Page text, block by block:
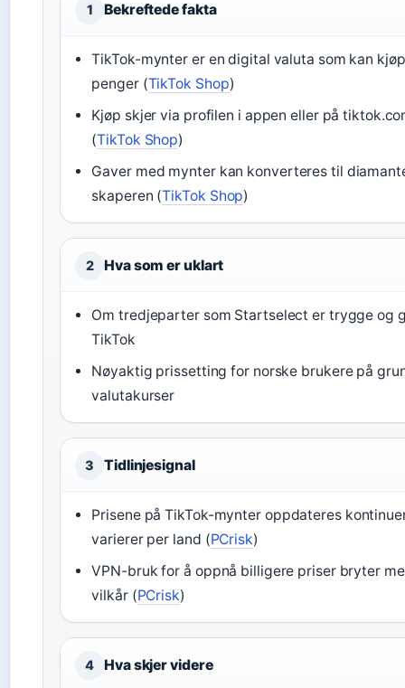
1 Bekreftede fakta
TikTok-mynter er en digital valuta som kan
penger (TikTok Shop)
Kjøp skjer via profilen i appen eller på
(TikTok Shop)
Gaver med mynter kan konverteres til
skaperen (TikTok Shop)
2 Hva som er uklart
Om tredjeparter som Startselect er trygge og
TikTok
Nøyaktig prissetting for norske brukere på
valutakurser
3 Tidlinjesignal
Prisene på TikTok-mynter oppdateres
varierer per land (PCrisk)
VPN-bruk for å oppnå billigere priser bryter
vilkår (PCrisk)
4 Hva skjer videre